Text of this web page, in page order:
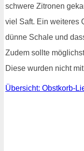
schwere Zitronen
viel Saft. Ein weiteres
dünne Schale und
Zudem sollte
Diese wurden nicht
Übersicht: Obstkorb-